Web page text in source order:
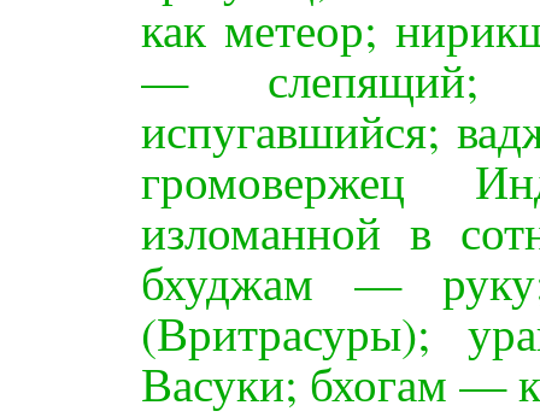
как метеор;
— слепящий;
испугавшийся;
громовержец
изломанной в
бхуджам —
(Вритрасуры);
Васуки; бхогам —